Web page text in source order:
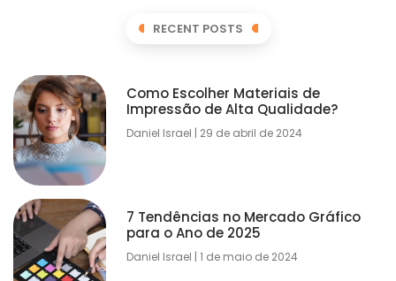
RECENT POSTS
Como Escolher Materiais de
Impressão de Alta Qualidade?
Daniel Israel 29 de abril de 2024
7 Tendências no Mercado Gráfico
para o Ano de 2025
Daniel Israel 1 de maio de 2024